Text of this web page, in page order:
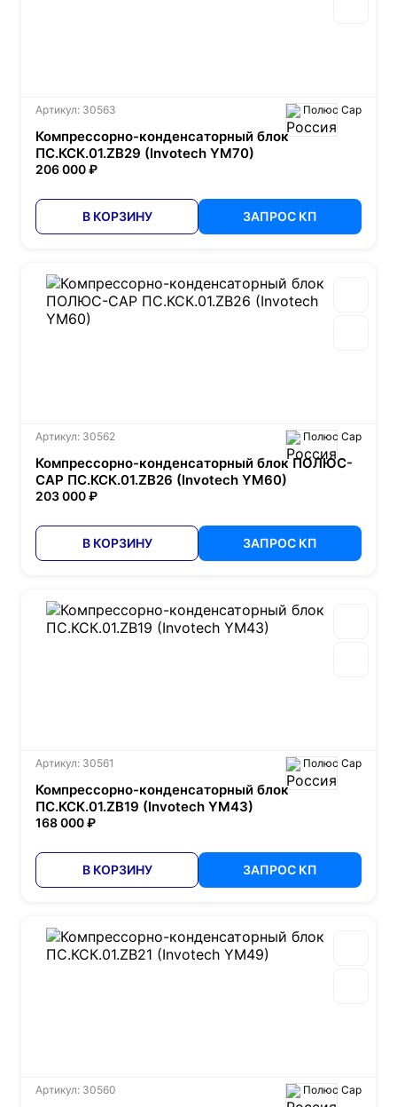
Артикул: 30563 Полюс Сар
Компрессорно-конденсаторный блок
ПС.КСК.01.ZB29 (Invotech YM70)
206 000 ₽
В КОРЗИНУ ЗАПРОС КП
Артикул: 30562 Полюс Сар
Компрессорно-конденсаторный блок ПОЛЮС-
САР ПС.КСК.01.ZB26 (Invotech YM60)
203 000 ₽
В КОРЗИНУ ЗАПРОС КП
Артикул: 30561 Полюс Сар
Компрессорно-конденсаторный блок
ПС.КСК.01.ZB19 (Invotech YM43)
168 000 ₽
В КОРЗИНУ ЗАПРОС КП
Артикул: 30560 Полюс Сар